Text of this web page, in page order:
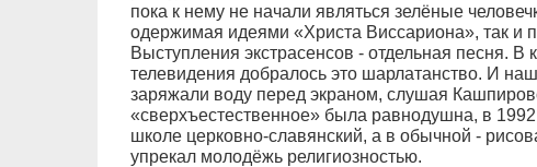
пока к нему не начали являться зелёные
одержимая идеями «Христа Виссариона», так и
Выступления экстрасенсов - отдельная песня.
телевидения добралось это шарлатанство. И
заряжали воду перед экраном, слушая
«сверхъестественное» была равнодушна, в
школе церковно-славянский, а в обычной -
упрекал молодёжь религиозностью.